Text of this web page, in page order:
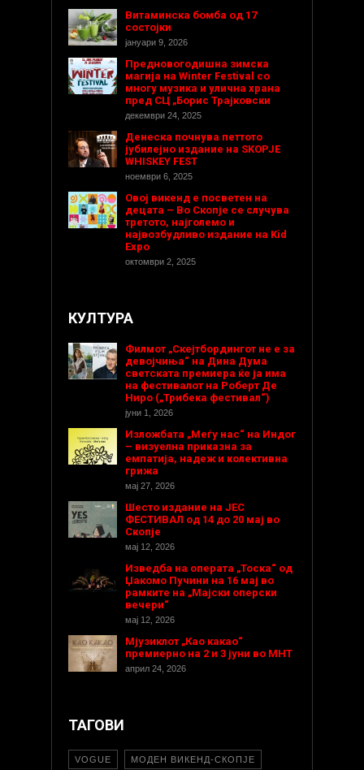
Витаминска бомба од 17
состојки
јануари 9, 2026
Предновогодишнa зимска
магија на Winter Festival со
многу музика и улична храна
пред СЦ „Борис Трајковски
декември 24, 2025
Денеска почнува петтото
јубилејно издание на SKOPJE
WHISKEY FEST
ноември 6, 2025
Овој викенд е посветен на
децата – Во Скопје се случува
третото, најголемо и
највозбудливо издание на Kid
Expo
октомври 2, 2025
КУЛТУРА
Филмот „Скејтбордингот не е за
девојчиња“ на Дина Дума
светската премиера ќе ја има
на фестивалот на Роберт Де
Ниро („Трибека фестивал“)
јуни 1, 2026
Изложбата „Меѓу нас“ на Индог
– визуелна приказна за
емпатија, надеж и колективна
грижа
мај 27, 2026
Шесто издание на ЈЕС
ФЕСТИВАЛ од 14 до 20 мај во
Скопје
мај 12, 2026
Изведба на операта „Тоска“ од
Џакомо Пучини на 16 мај во
рамките на „Мајски оперски
вечери“
мај 12, 2026
Мјузиклот „Као какао“
премиерно на 2 и 3 јуни во МНТ
април 24, 2026
ТАГОВИ
VOGUE МОДЕН ВИКЕНД-СКОПЈЕ